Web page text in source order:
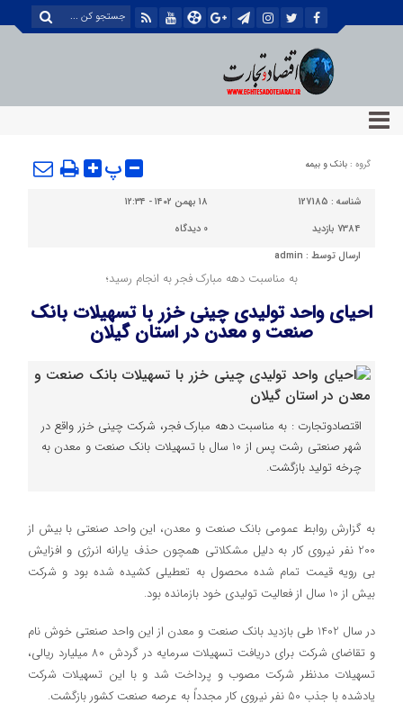
گروه : بانک و بیمه پ
شناسه : 127185
۱۸ بهمن ۱۴۰۲ - ۱۲:۳۴
7384 بازدید
0 دیدگاه
ارسال توسط : admin
به مناسبت دهه مبارک فجر به انجام رسید؛
احیای واحد تولیدی چینی خزر با تسهیلات بانك
صنعت و معدن در استان گیلان
اقتصادوتجارت : به مناسبت دهه مبارک فجر، شرکت چینی خزر واقع در
شهر صنعتی رشت پس از 10 سال با تسهیلات بانک صنعت و معدن به
چرخه تولید بازگشت.
به گزارش روابط عمومی بانک صنعت و معدن، این واحد صنعتی با بیش از
200 نفر نیروی کار به دلیل مشکلاتی همچون حذف یارانه انرژی و افزایش
بی رویه قیمت تمام شده محصول به تعطیلی کشیده شده بود و شرکت
بیش از 10 سال از فعالیت تولیدی خود بازمانده بود.
در سال 1402 طی بازدید بانک صنعت و معدن از این واحد صنعتی خوش نام
و تقاضای شرکت برای دریافت تسهیلات سرمایه در گردش 80 میلیارد ریالی،
تسهیلات مدنظر شرکت مصوب و پرداخت شد و با این تسهیلات شرکت
یادشده با جذب 50 نفر نیروی کار مجدداً به عرصه صنعت کشور بازگشت.